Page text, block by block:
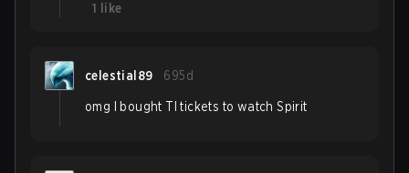
1
like
celestial89 695d
omg I bought TI tickets to watch Spirit